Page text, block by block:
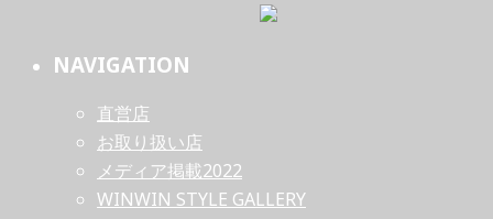
NAVIGATION
直営店
お取り扱い店
メディア掲載2022
WINWIN STYLE GALLERY